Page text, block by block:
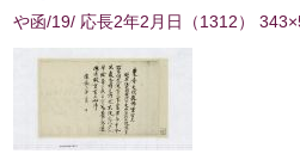
や函/19/ 応長2年2月日 （1312）